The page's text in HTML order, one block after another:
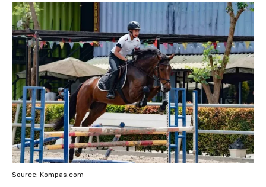
Source: Kompas.com